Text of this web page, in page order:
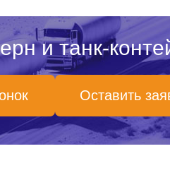
и танк-
Оставить